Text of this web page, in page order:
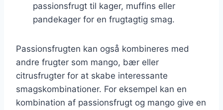
passionsfrugt til kager, muffins eller
pandekager for en frugtagtig smag.
Passionsfrugten kan også kombineres med
andre frugter som mango, bær eller
citrusfrugter for at skabe interessante
smagskombinationer. For eksempel kan en
kombination af passionsfrugt og mango give en